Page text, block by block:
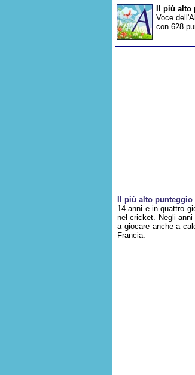
Il più
Voce
con 628
Il più alto
14 anni e in quattro
nel cricket. Negli
a giocare anche a
Francia.